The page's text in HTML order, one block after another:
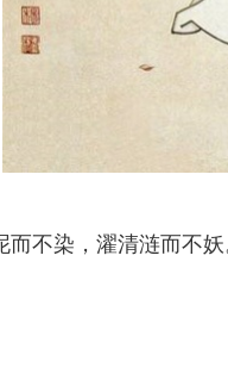
而不染，濯清涟而不